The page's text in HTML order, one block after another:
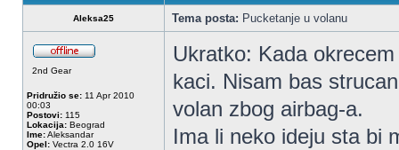
Aleksa25 Tema posta: Pucketanje u volanu
2nd Gear
Pridružio se: 11 Apr 2010
00:03
Postovi: 115
Lokacija: Beograd
Ime:Aleksandar
Opel: Vectra 2.0 16V
Ukratko: Kada
kaci. Nisam bas
volan zbog airbag-a.
Ima li neko ideju sta bi